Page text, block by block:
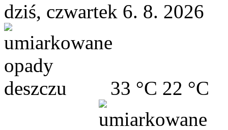
dziś, czwartek 6. 8. 2026
33 °C 22 °C